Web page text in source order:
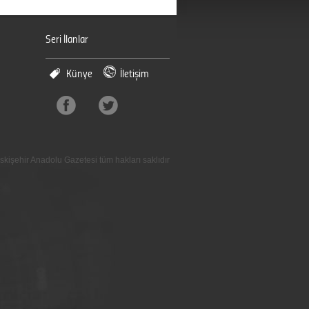
Seri İlanlar
Künye İletişim
Anadolu Gazetesi tüm hakları saklıdır